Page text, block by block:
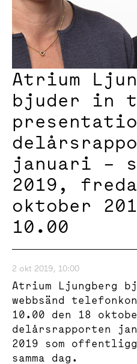
Atrium
bjuder
januari –
2019,
oktober
10.00
2 okt 2019, 10:00
Atrium Ljungberg
webbsänd
10.00 den 18
delårsrapporten
2019 som
samma dag.